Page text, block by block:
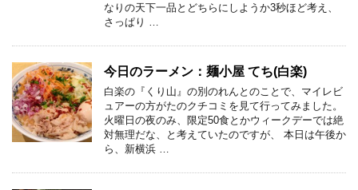
なりの天下一品とどちらにしようか3秒ほど考え、
さっぱり …
今日のラーメン：麺小屋 てち(白楽)
白楽の『くり山』の別のれんとのことで、マイレビ
ュアーの方がたのクチコミを見て行ってみました。
火曜日の夜のみ、限定50食とかウィークデーでは絶
対無理だな、と考えていたのですが、 本日は午後か
ら、新横浜 …